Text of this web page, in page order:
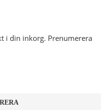
i din inkorg. Prenumerera